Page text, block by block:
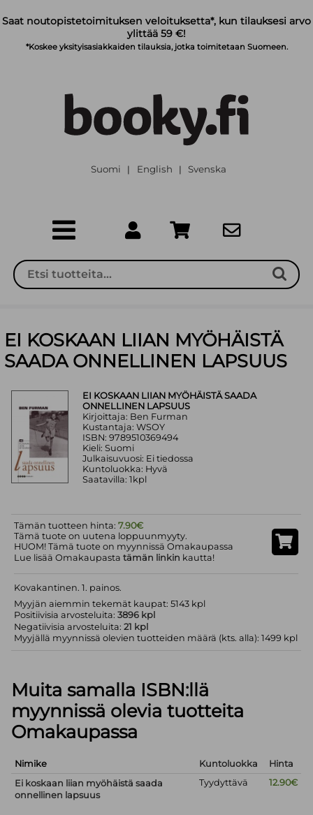
Saat noutopistetoimituksen veloituksetta*, kun tilauksesi arvo
ylittää 59 €!
*Koskee yksityisasiakkaiden tilauksia, jotka toimitetaan Suomeen.
Suomi | English | Svenska
EI KOSKAAN LIIAN MYÖHÄISTÄ
SAADA ONNELLINEN LAPSUUS
EI KOSKAAN LIIAN MYÖHÄISTÄ SAADA
ONNELLINEN LAPSUUS
Kirjoittaja: Ben Furman
Kustantaja: WSOY
ISBN: 9789510369494
Kieli: Suomi
Julkaisuvuosi: Ei tiedossa
Kuntoluokka: Hyvä
Saatavilla: 1kpl
Tämän tuotteen hinta:7.90€
Tämä tuote on uutena loppuunmyyty.
HUOM! Tämä tuote on myynnissä Omakaupassa
Lue lisää Omakaupastatämän linkin kautta!
Kovakantinen. 1. painos.
Myyjän aiemmin tekemät kaupat: 5143 kpl
Positiivisia arvosteluita:3896 kpl
Negatiivisia arvosteluita:21 kpl
Myyjällä myynnissä olevien tuotteiden määrä (kts. alla): 1499 kpl
Muita samalla ISBN:llä
myynnissä olevia tuotteita
Omakaupassa
Nimike Kuntoluokka
Hinta
Ei koskaan liian myöhäistä saada
onnellinen lapsuus
Tyydyttävä 12.90€